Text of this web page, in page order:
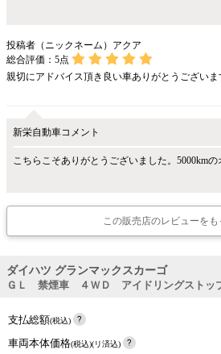
投稿者（ニックネーム）アクア
総合評価： 5点
親切にアドバイス頂き良い車ありがとうございま
新栄自動車コメント
こちらこそありがとうございました。5000kmの
この販売店のレビューをも
ダイハツ グランマックスカーゴ
ＧＬ 禁煙車 ４ＷＤ アイドリングストッ
支払総額(税込)
車両本体価格(税込)(リ済込)